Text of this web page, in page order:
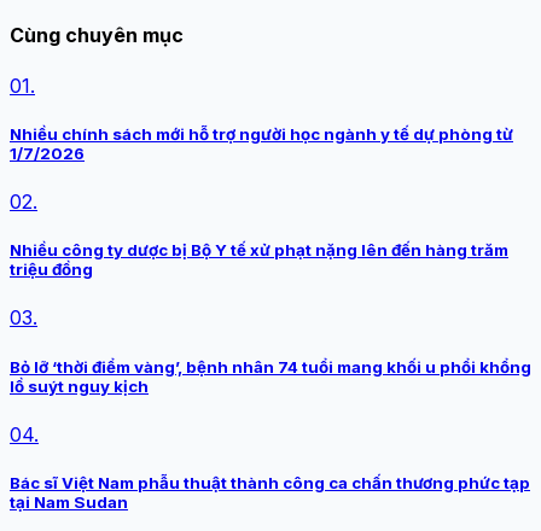
Cùng chuyên mục
01.
Nhiều chính sách mới hỗ trợ người học ngành y tế dự phòng từ
1/7/2026
02.
Nhiều công ty dược bị Bộ Y tế xử phạt nặng lên đến hàng trăm
triệu đồng
03.
Bỏ lỡ ‘thời điểm vàng’, bệnh nhân 74 tuổi mang khối u phổi khổng
lồ suýt nguy kịch
04.
Bác sĩ Việt Nam phẫu thuật thành công ca chấn thương phức tạp
tại Nam Sudan